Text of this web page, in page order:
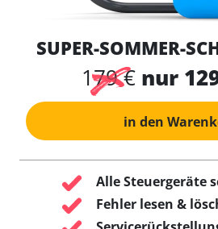
SUPER-SOMMER-
179 € nur
in den
Alle Steuergeräte
Fehler lesen &